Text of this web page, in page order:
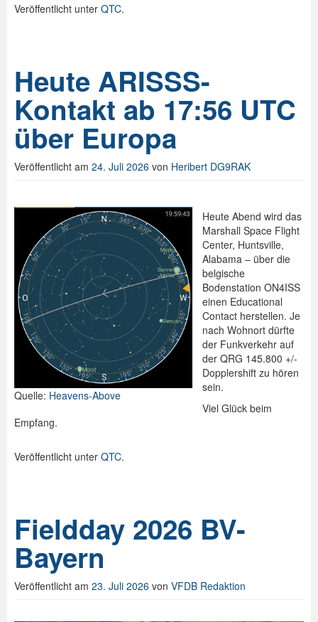
Veröffentlicht unter QTC.
Heute ARISSS-
Kontakt ab 17:56 UTC
über Europa
Veröffentlicht am 24. Juli 2026 von Heribert DG9RAK
Quelle: Heavens-Above
Heute Abend wird das
Marshall Space Flight
Center, Huntsville,
Alabama – über die
belgische
Bodenstation ON4ISS
einen Educational
Contact herstellen. Je
nach Wohnort dürfte
der Funkverkehr auf
der QRG 145.800 +/-
Dopplershift zu hören
sein.
Viel Glück beim
Empfang.
Veröffentlicht unter QTC.
Fieldday 2026 BV-
Bayern
Veröffentlicht am 23. Juli 2026 von VFDB Redaktion